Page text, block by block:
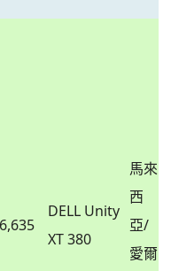
DELL Unity
XT 380
馬來
西
亞/
愛爾